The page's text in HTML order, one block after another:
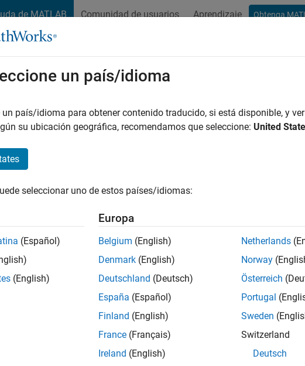
de MATLAB Comunidad de usuarios Aprendizaje Obtenga
How useful
un país/idioma
un país/idioma para obtener contenido traducido, si está disponible, y
su ubicación geográfica, recomendamos que seleccione: United
seleccionar uno de estos países/idiomas:
(Español)
(English)
Europa
Belgium (English)
Denmark (English)
Deutschland (Deutsch)
España (Español)
Finland (English)
France (Français)
Ireland (English)
Netherlands
Norway
Österreich
Portugal
Sweden
Switzerland
Deutsch